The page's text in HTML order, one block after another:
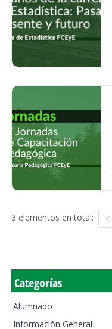
3 elementos en total:
Categorías
Alumnado
Información General